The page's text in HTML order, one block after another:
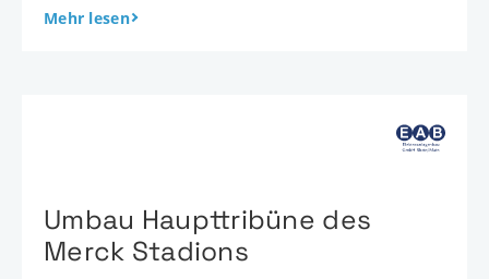
Mehr lesen
Umbau Haupttribüne des
Merck Stadions